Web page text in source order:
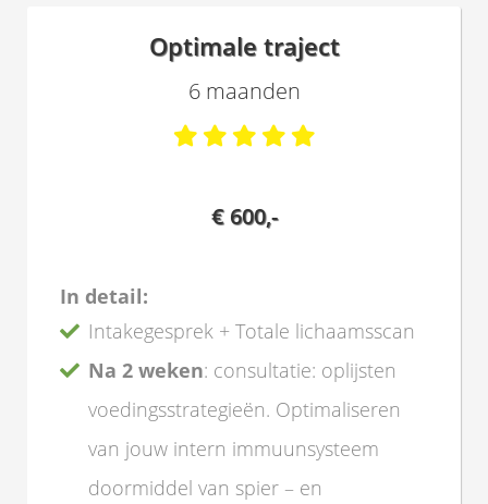
Optimale traject
6 maanden
€ 600,-
In detail:
Intakegesprek + Totale lichaamsscan
Na 2 weken: consultatie: oplijsten
voedingsstrategieën. Optimaliseren
van jouw intern immuunsysteem
doormiddel van spier – en